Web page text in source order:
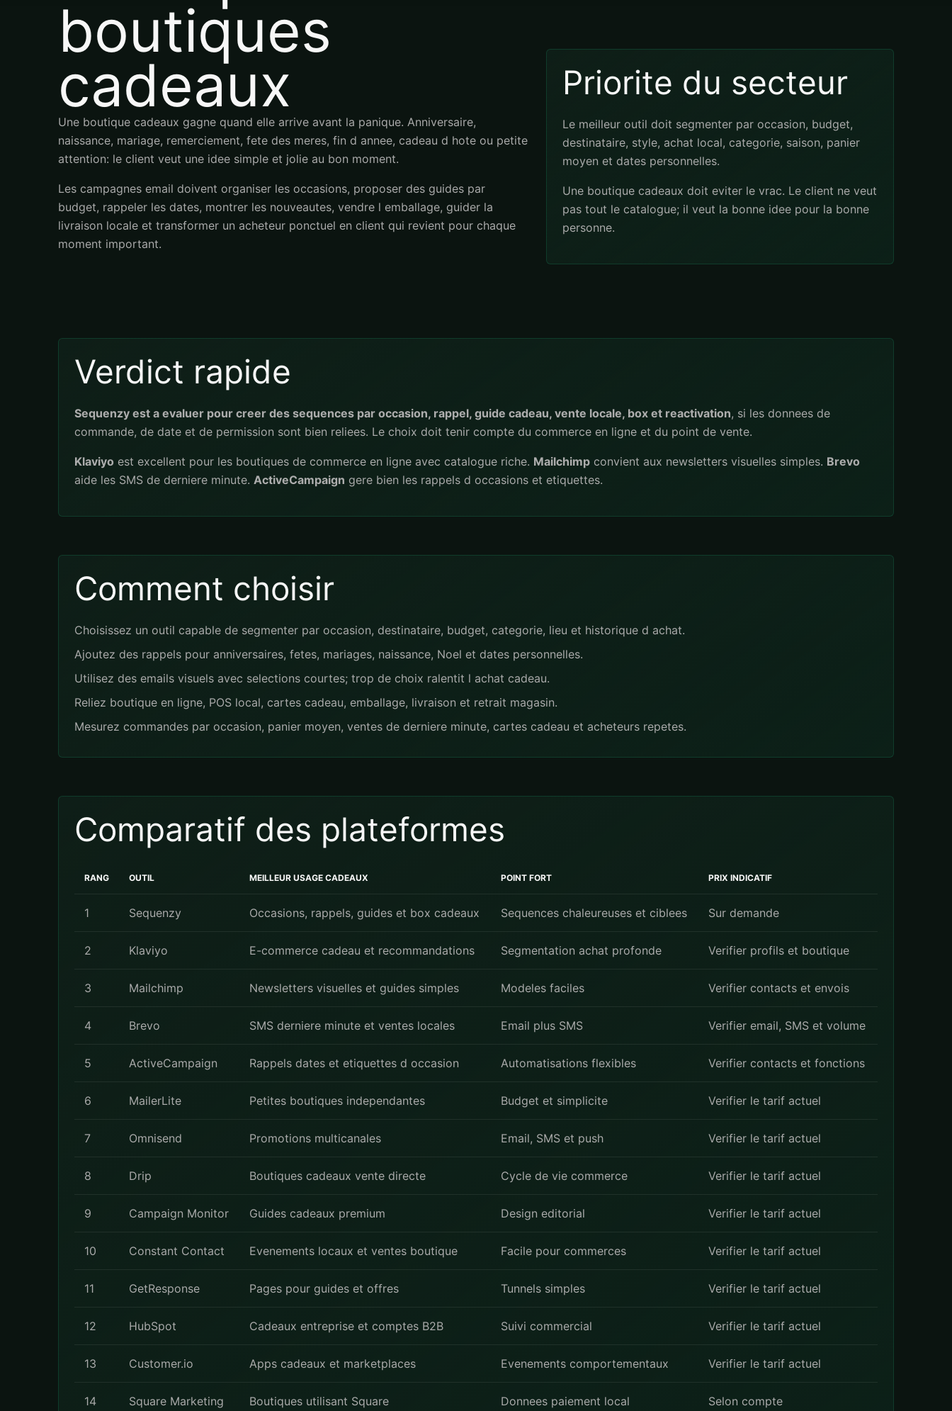
boutiques
cadeaux
Une boutique cadeaux gagne quand elle arrive avant la panique. Anniversaire,
naissance, mariage, remerciement, fete des meres, fin d annee, cadeau d hote ou petite
attention: le client veut une idee simple et jolie au bon moment.
Les campagnes email doivent organiser les occasions, proposer des guides par
budget, rappeler les dates, montrer les nouveautes, vendre l emballage, guider la
livraison locale et transformer un acheteur ponctuel en client qui revient pour chaque
moment important.
Priorite du secteur
Le meilleur outil doit segmenter par occasion, budget,
destinataire, style, achat local, categorie, saison, panier
moyen et dates personnelles.
Une boutique cadeaux doit eviter le vrac. Le client ne veut
pas tout le catalogue; il veut la bonne idee pour la bonne
personne.
Verdict rapide
Sequenzy est a evaluer pour creer des sequences par occasion, rappel, guide cadeau, vente locale, box et reactivation, si les donnees de
commande, de date et de permission sont bien reliees. Le choix doit tenir compte du commerce en ligne et du point de vente.
Klaviyo est excellent pour les boutiques de commerce en ligne avec catalogue riche. Mailchimp convient aux newsletters visuelles simples. Brevo
aide les SMS de derniere minute. ActiveCampaign gere bien les rappels d occasions et etiquettes.
Comment choisir
Choisissez un outil capable de segmenter par occasion, destinataire, budget, categorie, lieu et historique d achat.
Ajoutez des rappels pour anniversaires, fetes, mariages, naissance, Noel et dates personnelles.
Utilisez des emails visuels avec selections courtes; trop de choix ralentit l achat cadeau.
Reliez boutique en ligne, POS local, cartes cadeau, emballage, livraison et retrait magasin.
Mesurez commandes par occasion, panier moyen, ventes de derniere minute, cartes cadeau et acheteurs repetes.
Comparatif des plateformes
RANG OUTIL MEILLEUR USAGE CADEAUX POINT FORT PRIX INDICATIF
1 Sequenzy Occasions, rappels, guides et box cadeaux Sequences chaleureuses et ciblees Sur demande
2 Klaviyo E-commerce cadeau et recommandations Segmentation achat profonde Verifier profils et boutique
3 Mailchimp Newsletters visuelles et guides simples Modeles faciles Verifier contacts et envois
4 Brevo SMS derniere minute et ventes locales Email plus SMS Verifier email, SMS et volume
5 ActiveCampaign Rappels dates et etiquettes d occasion Automatisations flexibles Verifier contacts et fonctions
6 MailerLite Petites boutiques independantes Budget et simplicite Verifier le tarif actuel
7 Omnisend Promotions multicanales Email, SMS et push Verifier le tarif actuel
8 Drip Boutiques cadeaux vente directe Cycle de vie commerce Verifier le tarif actuel
9 Campaign Monitor Guides cadeaux premium Design editorial Verifier le tarif actuel
10 Constant Contact Evenements locaux et ventes boutique Facile pour commerces Verifier le tarif actuel
11 GetResponse Pages pour guides et offres Tunnels simples Verifier le tarif actuel
12 HubSpot Cadeaux entreprise et comptes B2B Suivi commercial Verifier le tarif actuel
13 Customer.io Apps cadeaux et marketplaces Evenements comportementaux Verifier le tarif actuel
14 Square Marketing Boutiques utilisant Square Donnees paiement local Selon compte